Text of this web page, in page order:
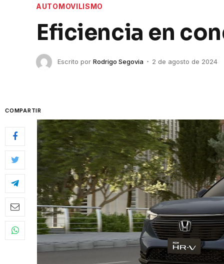
AUTOMOVILISMO
Eficiencia en
Escrito por Rodrigo Segovia 2 de agosto de 2024
COMPARTIR